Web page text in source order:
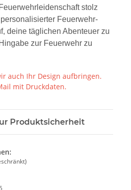
stolz
Feuerwehr-
deine täglichen Abenteuer zu
zur Feuerwehr zu
auch Ihr Design aufbringen.
mit Druckdaten.
Produktsicherheit